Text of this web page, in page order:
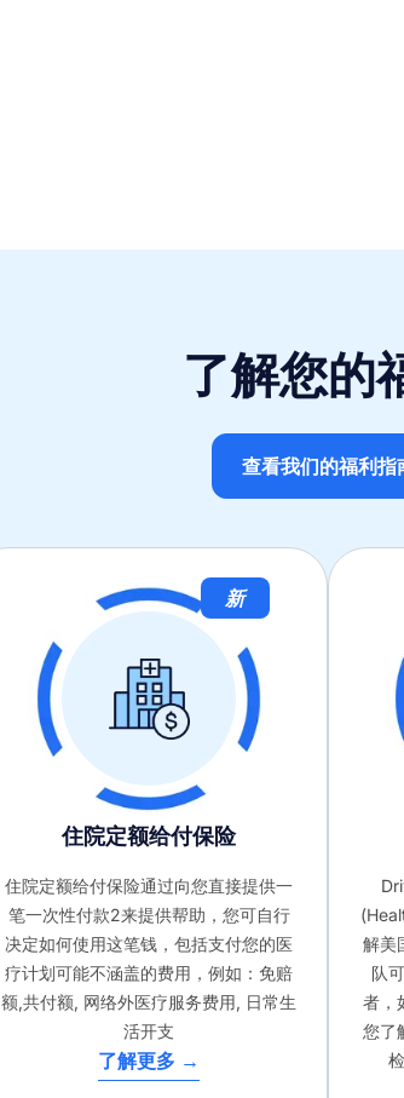
了解您的
查看我们的福利指
新
住院定额给付保险
住院定额给付保险通过向您直接提供一
笔一次性付款2来提供帮助，您可自行
决定如何使用这笔钱，包括支付您的医
疗计划可能不涵盖的费用，例如：免赔
额,共付额, 网络外医疗服务费用, 日常生
活开支
了解更多 →
解美
队
者，
您了